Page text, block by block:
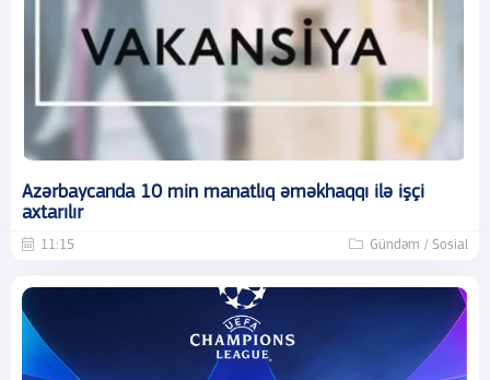
Azərbaycanda 10 min manatlıq əməkhaqqı ilə işçi
axtarılır
11:15 Gündəm / Sosial